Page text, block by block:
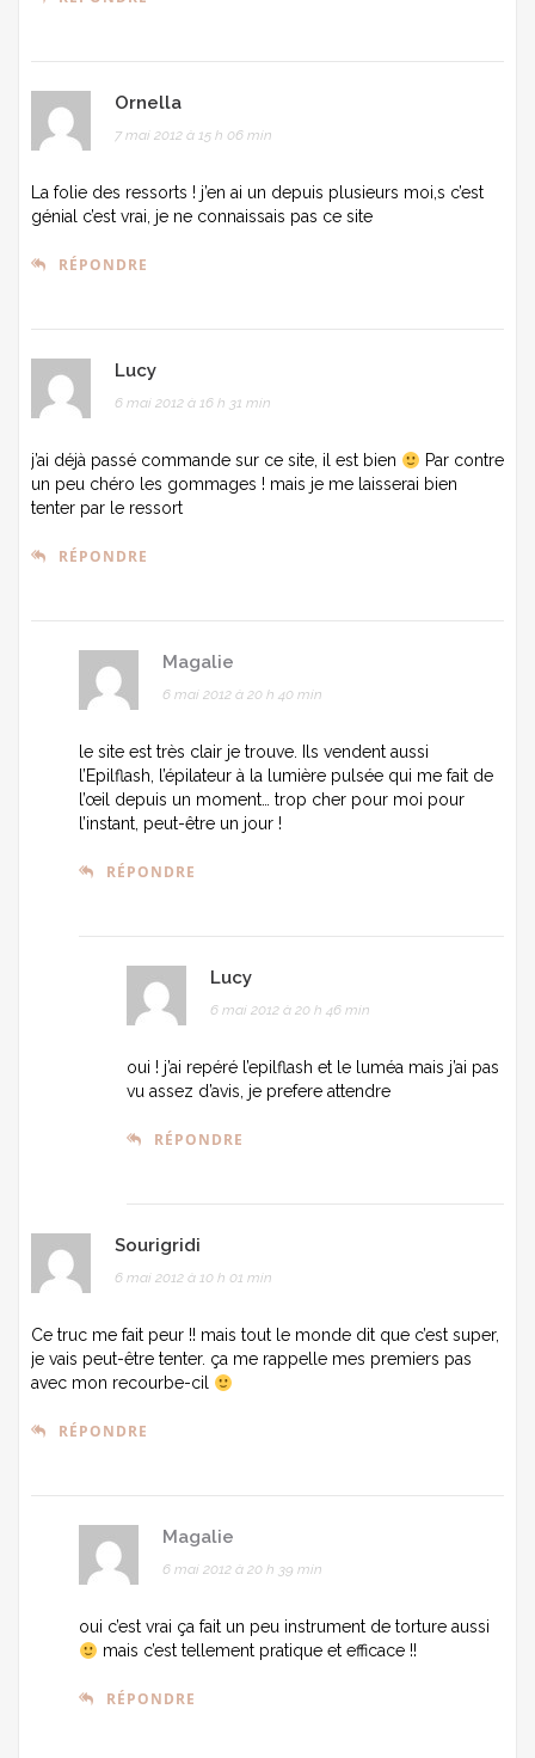
Ornella
7 mai 2012 à 15 h 06 min
La folie des ressorts ! j’en ai un depuis plusieurs moi,s c’est
génial c’est vrai, je ne connaissais pas ce site
RÉPONDRE
Lucy
6 mai 2012 à 16 h 31 min
j’ai déjà passé commande sur ce site, il est bien
Par contre
un peu chéro les gommages ! mais je me laisserai bien
tenter par le ressort
RÉPONDRE
Magalie
6 mai 2012 à 20 h 40 min
le site est très clair je trouve. Ils vendent aussi
l’Epilflash, l’épilateur à la lumière pulsée qui me fait de
l’œil depuis un moment… trop cher pour moi pour
l’instant, peut-être un jour !
RÉPONDRE
Lucy
6 mai 2012 à 20 h 46 min
oui ! j’ai repéré l’epilflash et le luméa mais j’ai pas
vu assez d’avis, je prefere attendre
RÉPONDRE
Sourigridi
6 mai 2012 à 10 h 01 min
Ce truc me fait peur !! mais tout le monde dit que c’est super,
je vais peut-être tenter. ça me rappelle mes premiers pas
avec mon recourbe-cil
RÉPONDRE
Magalie
6 mai 2012 à 20 h 39 min
oui c’est vrai ça fait un peu instrument de torture aussi
mais c’est tellement pratique et efficace !!
RÉPONDRE